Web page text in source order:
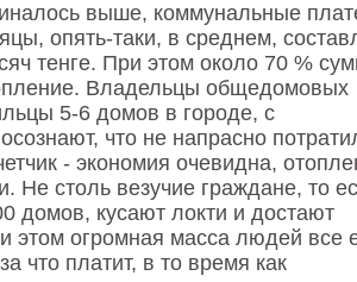
выше, коммунальные
опять-таки, в среднем,
тенге. При этом около 70 %
Владельцы общедомовых
5-6 домов в городе, с
что не напрасно
- экономия очевидна,
Не столь везучие граждане, то
домов, кусают локти и достают
этом огромная масса людей все
что платит, в то время как